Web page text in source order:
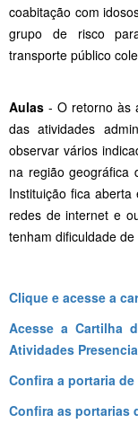
coabitação com
grupo de risco
transporte público
Aulas - O retorno às
das atividades
observar vários
na região geográfica
Instituição fica
redes de internet e
tenham dificuldade
Clique e acesse a
Acesse a Cartilha
Atividades
Confira a portaria
Confira as portarias